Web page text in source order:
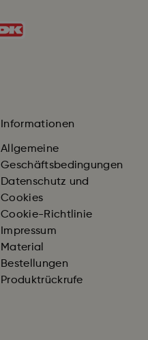
Informationen
Allgemeine
Geschäftsbedingungen
Datenschutz und
Cookies
Cookie-Richtlinie
Impressum
Material
Bestellungen
Produktrückrufe